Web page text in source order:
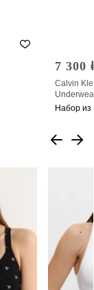
7 300
Calvin
Набор из